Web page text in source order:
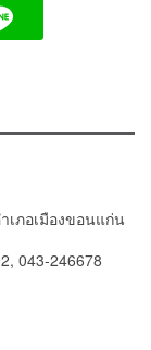
เภอเมืองขอนแก่น
043-246678